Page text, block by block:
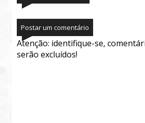
Postar um comentário
Atenção: identifique-se,
serão excluídos!